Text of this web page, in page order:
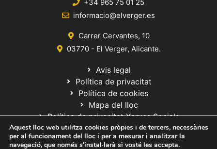
+34 965 75 01 25
informacio@elverger.es
Carrer Cervantes, 10
03770 - El Verger, Alicante.
Avis legal
Política de privacitat
Política de cookies
Mapa del lloc
Política de privacitat Xarxes Socials
Aquest lloc web utilitza cookies pròpies i de tercers, necessàries
per al funcionament del lloc i per a mesurar i analitzar la
navegació, que només s'instal·larà si vosté les accepta.